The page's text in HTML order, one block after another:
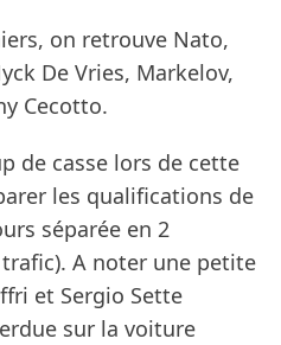
on retrouve Nato,
De Vries, Markelov,
Cecotto.
de casse lors de cette
les qualifications de
séparée en 2
A noter une petite
et Sergio Sette
sur la voiture